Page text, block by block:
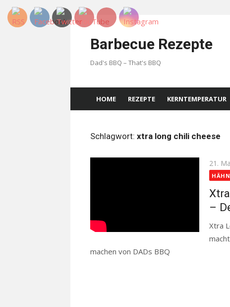
Skip
Barbecue Rezepte
Dad's BBQ – That's BBQ
HOME REZEPTE KERNTEMPERATUR
Schlagwort: xtra long chili cheese
Posted
on
21.
–
Xtra
machen von DADs BBQ